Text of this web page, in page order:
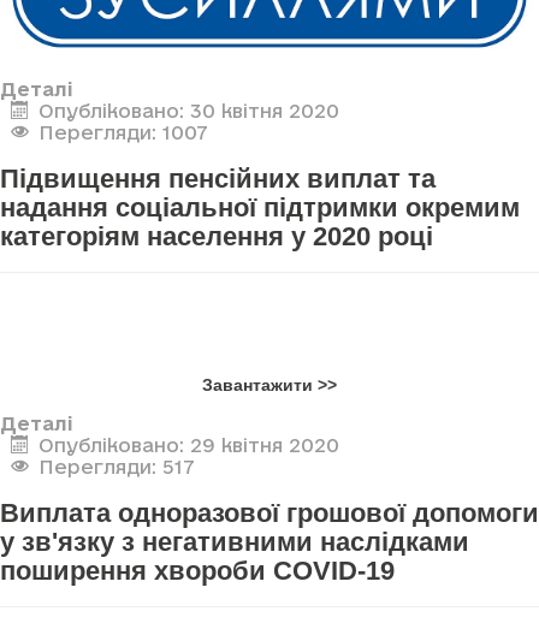
Деталі
Опубліковано: 30 квітня 2020
Перегляди: 1007
Підвищення пенсійних виплат та
надання соціальної підтримки окремим
категоріям населення у 2020 році
Завантажити >>
Деталі
Опубліковано: 29 квітня 2020
Перегляди: 517
Виплата одноразової грошової допомоги
у зв'язку з негативними наслідками
поширення хвороби COVID-19